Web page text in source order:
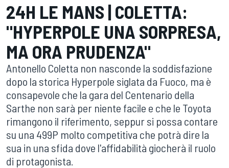
24H LE MANS | COLETTA:
"HYPERPOLE UNA SORPRESA,
MA ORA PRUDENZA"
Antonello Coletta non nasconde la soddisfazione
dopo la storica Hyperpole siglata da Fuoco, ma è
consapevole che la gara del Centenario della
Sarthe non sarà per niente facile e che le Toyota
rimangono il riferimento, seppur si possa contare
su una 499P molto competitiva che potrà dire la
sua in una sfida dove l'affidabilità giocherà il ruolo
di protagonista.